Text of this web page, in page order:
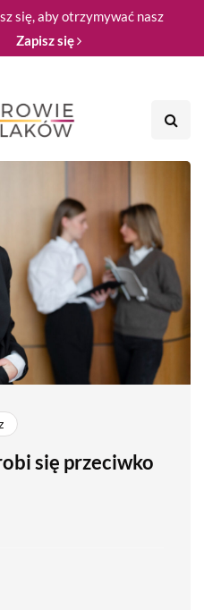
się, aby otrzymywać nasz
Zapisz się
się przeciwko